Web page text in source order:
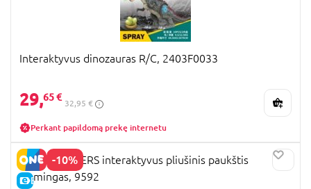
Interaktyvus dinozauras R/C, 2403F0033
29,65 €
32,95 €
Perkant papildomą prekę internetu
-10%
E-KAINA
HAPPY YAPPERS interaktyvus pliušinis paukštis
Flamingas, 9592